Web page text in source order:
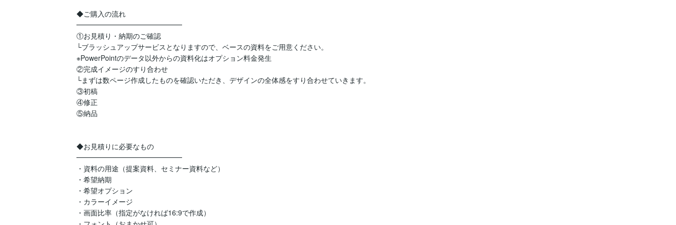
◆ご購入の流れ
━━━━━━━━━━━━━━━
①お見積り・納期のご確認
└ブラッシュアップサービスとなりますので、ベースの資料をご用意ください。
※PowerPointのデータ以外からの資料化はオプション料金発生
②完成イメージのすり合わせ
└まずは数ページ作成したものを確認いただき、デザインの全体感をすり合わせていきます。
③初稿
④修正
⑤納品
◆お見積りに必要なもの
━━━━━━━━━━━━━━━
・資料の用途（提案資料、セミナー資料など）
・希望納期
・希望オプション
・カラーイメージ
・画面比率（指定がなければ16:9で作成）